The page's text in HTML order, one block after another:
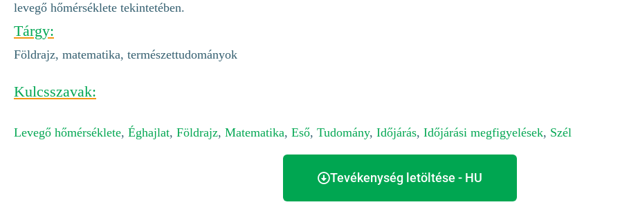
levegő hőmérséklete tekintetében.
Tárgy:
Földrajz, matematika, természettudományok
Kulcsszavak:
Levegő hőmérséklete, Éghajlat, Földrajz, Matematika, Eső, Tudomány, Időjárás, Időjárási megfigyelések, Szél
Tevékenység letöltése - HU